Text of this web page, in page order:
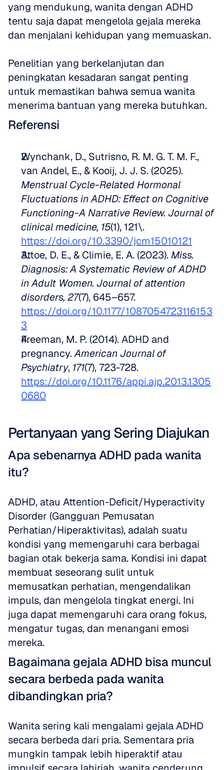
yang mendukung, wanita dengan ADHD
tentu saja dapat mengelola gejala mereka
dan menjalani kehidupan yang memuaskan.
Penelitian yang berkelanjutan dan
peningkatan kesadaran sangat penting
untuk memastikan bahwa semua wanita
menerima bantuan yang mereka butuhkan.
Referensi
Wynchank, D., Sutrisno, R. M. G. T. M. F.,
Menstrual Cycle-Related Hormonal
Fluctuations in ADHD: Effect on Cognitive
Functioning-A Narrative Review. Journal of
clinical medicine, 15
https://doi.org/10.3390/jcm15010121
Attoe, D. E., & Climie, E. A. (2023). Miss.
Diagnosis: A Systematic Review of ADHD
in Adult Women. Journal of attention
disorders, 27
https://doi.org/10.1177/1087054723116153
3
Freeman, M. P. (2014). ADHD and
pregnancy. American Journal of
Psychiatry, 171
https://doi.org/10.1176/appi.ajp.2013.1305
0680
Pertanyaan yang Sering Diajukan
Apa sebenarnya ADHD pada wanita
itu?
ADHD, atau Attention-Deficit/Hyperactivity
Disorder (Gangguan Pemusatan
Perhatian/Hiperaktivitas), adalah suatu
kondisi yang memengaruhi cara berbagai
bagian otak bekerja sama. Kondisi ini dapat
membuat seseorang sulit untuk
memusatkan perhatian, mengendalikan
impuls, dan mengelola tingkat energi. Ini
juga dapat memengaruhi cara orang fokus,
mengatur tugas, dan menangani emosi
mereka.
Bagaimana gejala ADHD bisa muncul
secara berbeda pada wanita
dibandingkan pria?
Wanita sering kali mengalami gejala ADHD
secara berbeda dari pria. Sementara pria
mungkin tampak lebih hiperaktif atau